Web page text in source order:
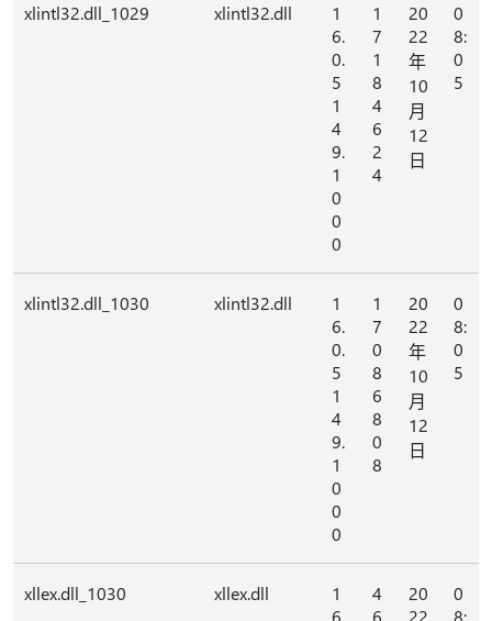
xlintl32.dll_1029 xlintl32.dll
1
6.
0.
5
1
4
9.
1
0
0
0
1
7
1
8
4
6
2
4
20
22
年
10
月
12
日
0
8:
0
5
xlintl32.dll_1030 xlintl32.dll
1
6.
0.
5
1
4
9.
1
0
0
0
1
7
0
8
6
8
0
8
20
22
年
10
月
12
日
0
8:
0
5
xllex.dll_1030 xllex.dll
1
6.
4
6
20
22
0
8: